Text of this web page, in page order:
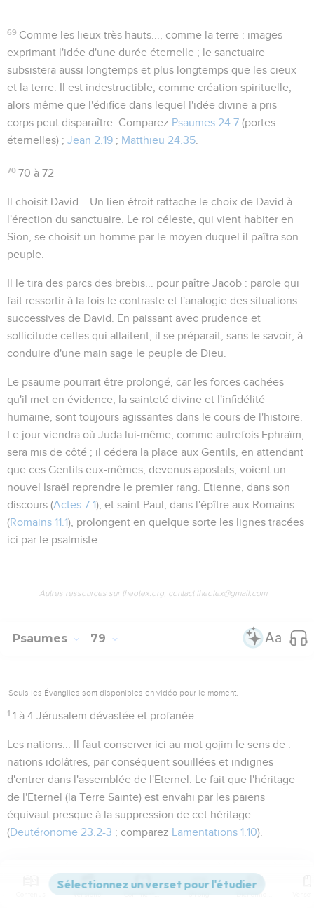
69 Comme les lieux très hauts..., comme la terre : images
exprimant l'idée d'une durée éternelle ; le sanctuaire
subsistera aussi longtemps et plus longtemps que les cieux
et la terre. Il est indestructible, comme création spirituelle,
alors même que l'édifice dans lequel l'idée divine a pris
corps peut disparaître. Comparez Psaumes 24.7 (portes
éternelles) ; Jean 2.19 ; Matthieu 24.35
70 70 à 72
Il choisit David...
Un lien étroit rattache le choix de David à
l'érection du sanctuaire. Le roi céleste, qui vient habiter en
Sion, se choisit un homme par le moyen duquel il paîtra son
peuple.
Il le tira des parcs des brebis... pour paître Jacob : parole qui
fait ressortir à la fois le contraste et l'analogie des situations
successives de David. En paissant avec prudence et
sollicitude celles qui allaitent , il se préparait, sans le savoir, à
conduire d'une main sage le peuple de Dieu.
Le psaume pourrait être prolongé, car les forces cachées
qu'il met en évidence, la sainteté divine et l'infidélité
humaine, sont toujours agissantes dans le cours de l'histoire.
Le jour viendra où Juda lui-même, comme autrefois Ephraïm,
sera mis de côté ; il cédera la place aux Gentils, en attendant
que ces Gentils eux-mêmes, devenus apostats, voient un
nouvel Israël reprendre le premier rang. Etienne, dans son
discours (Actes 7.1), et saint Paul, dans l'épître aux Romains
(Romains 11.1), prolongent en quelque sorte les lignes tracées
ici par le psalmiste.
Autres ressources sur theotex.org, contact theotex@gmail.com
Psaumes 79
Seuls les Évangiles sont disponibles en vidéo pour le moment.
1 1 à 4 Jérusalem dévastée et profanée.
Les nations... Il faut conserver ici au mot gojim le sens de :
nations idolâtres, par conséquent souillées et indignes
d'entrer dans l'assemblée de l'Eternel. Le fait que l'héritage
de l'Eternel (la Terre Sainte) est envahi par les païens
équivaut presque à la suppression de cet héritage
(Deutéronome 23.2-3 ; comparez Lamentations 1.10).
, notes.
Versions Commentaires Strong